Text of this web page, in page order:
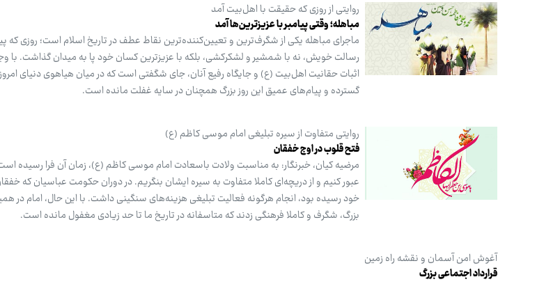
روایتی از روزی که حقیقت با اهل‌بیت آمد
مباهله؛ وقتی پیامبر با عزیزترین‌ها آمد
ماجرای مباهله یکی از شگرف‌ترین و تعیین‌کننده‌ترین نقاط عطف در تاریخ اسلام است؛ روزی که
رسالت خویش، نه با شمشیر و لشکرکشی، بلکه با عزیزترین کسان خود پا به میدان گذاشت. با
اثبات حقانیت اهل‌بیت (ع) و جایگاه رفیع آنان، جای شگفتی است که در میان هیاهوی دنیای
گسترده و پیام‌های عمیق این روز بزرگ همچنان در سایه غفلت مانده است.
روایتی متفاوت از سیره تبلیغی امام موسی کاظم (ع)
فتح قلوب در اوج خفقان
مرضیه کیان، خبرنگار: به مناسبت ولادت باسعادت امام موسی کاظم (ع)، زمان آن فرا رسیده
عبور کنیم و از دریچه‌ای کاملا متفاوت به سیره ایشان بنگریم. در دوران حکومت عباسیان که
خود رسیده بود، انجام هرگونه فعالیت تبلیغی هزینه‌های سنگینی داشت. با این حال، امام
بزرگ، شگرف و کاملا فرهنگی زدند که متاسفانه در تاریخ ما تا حد زیادی مغفول مانده است.
آغوش امن آسمان و نقشه راه زمین
قرارداد اجتماعی بزرگ